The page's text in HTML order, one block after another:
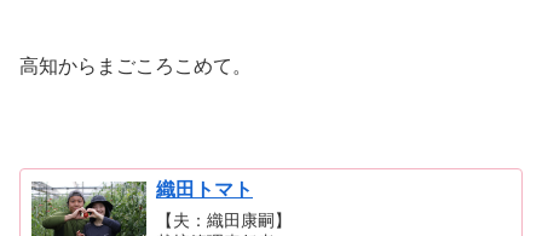
高知からまごころこめて。
織田トマト
【夫：織田康嗣】